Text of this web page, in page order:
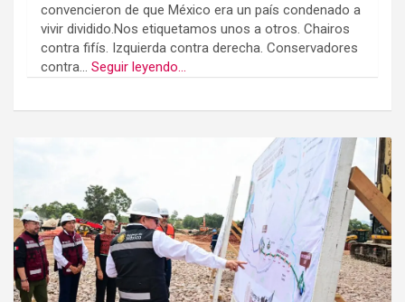
convencieron de que México era un país condenado a
vivir dividido.Nos etiquetamos unos a otros. Chairos
contra fifís. Izquierda contra derecha. Conservadores
contra... Seguir leyendo...